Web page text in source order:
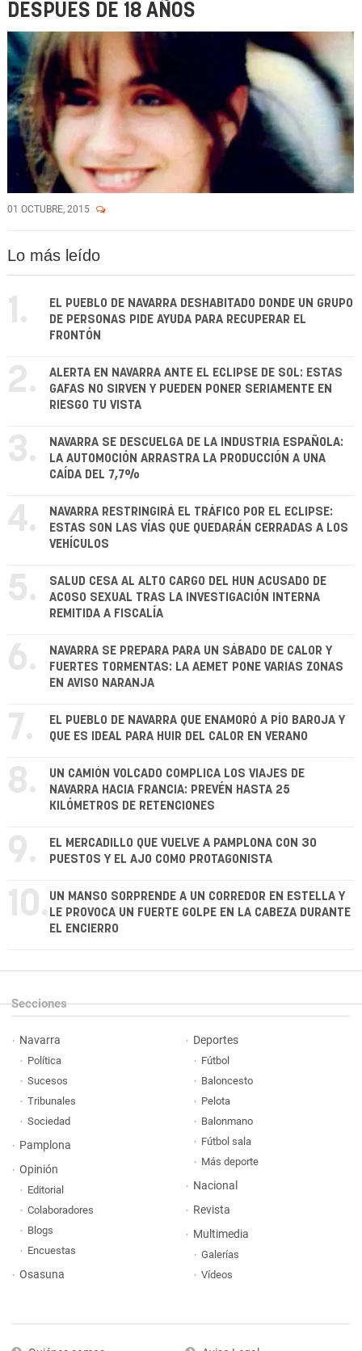
DESPUÉS DE 18 AÑOS
01 OCTUBRE, 2015
Lo más leído
1.
EL PUEBLO DE NAVARRA DESHABITADO DONDE UN GRUPO
DE PERSONAS PIDE AYUDA PARA RECUPERAR EL
FRONTÓN
2.
ALERTA EN NAVARRA ANTE EL ECLIPSE DE SOL: ESTAS
GAFAS NO SIRVEN Y PUEDEN PONER SERIAMENTE EN
RIESGO TU VISTA
3.
NAVARRA SE DESCUELGA DE LA INDUSTRIA ESPAÑOLA:
LA AUTOMOCIÓN ARRASTRA LA PRODUCCIÓN A UNA
CAÍDA DEL 7,7%
4.
NAVARRA RESTRINGIRÁ EL TRÁFICO POR EL ECLIPSE:
ESTAS SON LAS VÍAS QUE QUEDARÁN CERRADAS A LOS
VEHÍCULOS
5.
SALUD CESA AL ALTO CARGO DEL HUN ACUSADO DE
ACOSO SEXUAL TRAS LA INVESTIGACIÓN INTERNA
REMITIDA A FISCALÍA
6.
NAVARRA SE PREPARA PARA UN SÁBADO DE CALOR Y
FUERTES TORMENTAS: LA AEMET PONE VARIAS ZONAS
EN AVISO NARANJA
7.
EL PUEBLO DE NAVARRA QUE ENAMORÓ A PÍO BAROJA Y
QUE ES IDEAL PARA HUIR DEL CALOR EN VERANO
8.
UN CAMIÓN VOLCADO COMPLICA LOS VIAJES DE
NAVARRA HACIA FRANCIA: PREVÉN HASTA 25
KILÓMETROS DE RETENCIONES
9.
EL MERCADILLO QUE VUELVE A PAMPLONA CON 30
PUESTOS Y EL AJO COMO PROTAGONISTA
10. UN MANSO SORPRENDE A UN CORREDOR EN ESTELLA Y
LE PROVOCA UN FUERTE GOLPE EN LA CABEZA DURANTE
EL ENCIERRO
Secciones
Navarra
Política
Sucesos
Tribunales
Sociedad
Pamplona
Opinión
Editorial
Colaboradores
Blogs
Encuestas
Osasuna
Deportes
Fútbol
Baloncesto
Pelota
Balonmano
Fútbol sala
Más deporte
Nacional
Revista
Multimedia
Galerías
Vídeos